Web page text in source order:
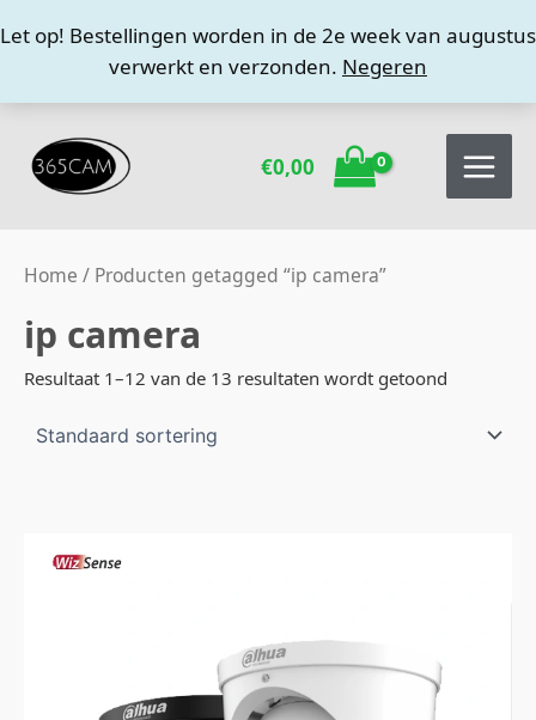
Let op! Bestellingen worden in de 2e week van augustus
verwerkt en verzonden. Negeren
naar
inhoud
€0,00
Home / Producten getagged “ip camera”
ip camera
Resultaat 1–12 van de 13 resultaten wordt getoond